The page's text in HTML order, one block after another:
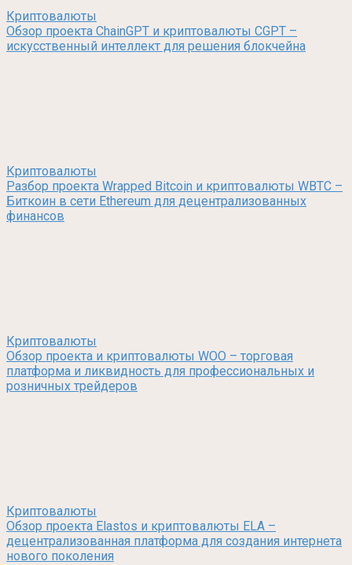
Криптовалюты
Обзор проекта ChainGPT и криптовалюты CGPT –
искусственный интеллект для решения блокчейна
Криптовалюты
Разбор проекта Wrapped Bitcoin и криптовалюты WBTC –
Биткоин в сети Ethereum для децентрализованных
финансов
Криптовалюты
Обзор проекта и криптовалюты WOO – торговая
платформа и ликвидность для профессиональных и
розничных трейдеров
Криптовалюты
Обзор проекта Elastos и криптовалюты ELA –
децентрализованная платформа для создания интернета
нового поколения